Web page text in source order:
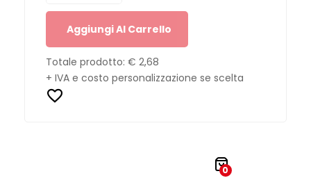
Aggiungi Al Carrello
Totale prodotto: € 2,68
+ IVA e costo personalizzazione se scelta
0